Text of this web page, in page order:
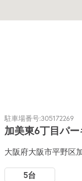
駐車場番号:305172269
加美東6丁目パ
大阪府大阪市平野区
5台